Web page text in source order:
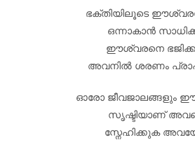
ഭക്തിയിലൂടെ
ഒന്നാകാൻ
ഈശ്വരനെ
അവനിൽ ശരണം
ഓരോ ജീവജാലങ്ങളും
സൃഷ്ടിയാണ്
സ്നേഹിക്കുക